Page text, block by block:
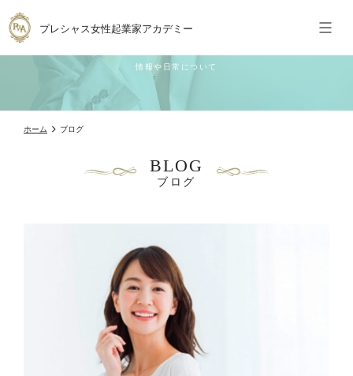
プレシャス女性起業家アカデミー
情報や日常について
ホーム ブログ
BLOG
ブログ